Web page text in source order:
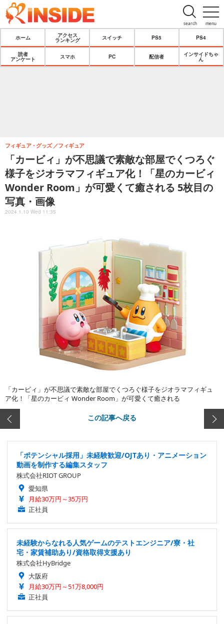
menu
search
ホーム
アクセス
ランキング
スイッチ PS5 PS4
読者
アンケート
スマホ PC 配信者
インサイドちゃ
ん
「カービィ」が不思議で素敵な部屋でくつろぐ
様子をジオラマフィギュア化！「星のカービィ
Wonder Room」が可愛くて癒される 5枚目の
写真・画像
フィギュア・グッズ フィギュア
2024.1.10 Wed 11:35
「カービィ」が不思議で素敵な部屋でくつろぐ様子をジオラマフィギュ
ア化！「星のカービィ Wonder Room」が可愛くて癒される
この記事へ戻る
「ポテンシャル採用」未経験歓迎/OJTあり・アニメーション
動画を制作する編集スタッフ
株式会社RIOT GROUP
愛知県
月給30万円～35万円
正社員
未経験からなれる人気ゲームのテストエンジニア/寮・社
宅・家賃補助あり/資格取得支援あり
株式会社HyBridge
大阪府
月給30万円～51万8,000円
正社員